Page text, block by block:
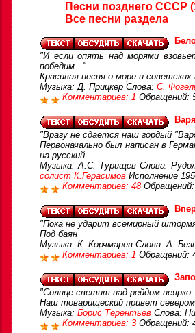
Песни позднего СССР
Все песни раздела
"И если опять над морями
победим..."
Красивая песня о море и
Музыка: Д. Прицкер Слова: С.
Комментариев: 1 Обращений:
"Врагу не сдается наш гордый
Первоначально был написан в
на русский.
Музыка: А.С. Турищев Слова:
солист К.Герасимов Исполнение
Комментариев: 48 Обращений:
"Пока не ударит всемирный
Под баян
Музыка: К. Корчмарев Слова: А.
Комментариев: 1 Обращений:
"Солнце светит над рейдом
Наш товарищеский привет
Музыка: Борис Терентьев Слова:
Комментариев: 3 Обращений: